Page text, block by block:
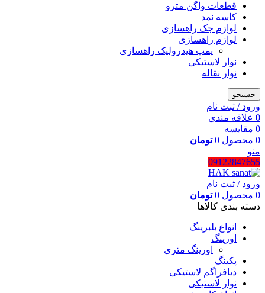
قطعات واگن مترو
کاسه نمد
لوازم جک راهسازی
لوازم راهسازی
پمپ هیدرولیک راهسازی
نوار لاستیکی
نوار نقاله
جستجو
ورود / ثبت نام
0 علاقه مندی
0 مقایسه
0 محصول 0 تومان
منو
09122847655
ورود / ثبت نام
0 محصول 0 تومان
دسته بندی کالاها
انواع بلبرینگ
اورینگ
اورینگ متری
پکینگ
دیافراگم لاستیکی
نوار لاستیکی